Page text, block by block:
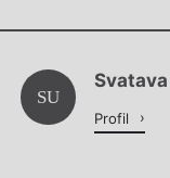
SU
Profil